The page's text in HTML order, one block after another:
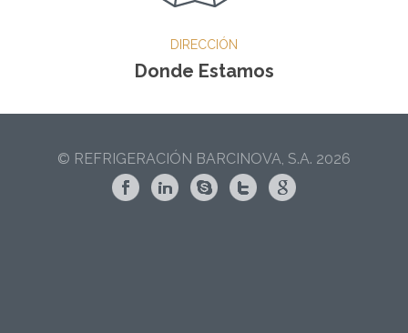
DIRECCIÓN
Donde Estamos
© REFRIGERACIÓN BARCINOVA, S.A. 2026